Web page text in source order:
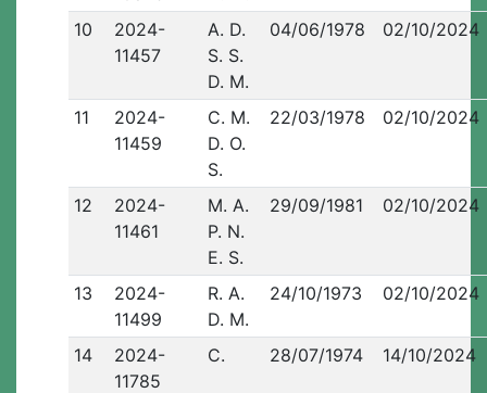
10
2024-
11457
A. D.
S. S.
D. M.
04/06/1978 02/10/2024
11
2024-
11459
C. M.
D. O.
S.
22/03/1978 02/10/2024
12
2024-
11461
M. A.
P. N.
E. S.
29/09/1981 02/10/2024
13
2024-
11499
R. A.
D. M.
24/10/1973 02/10/2024
14
2024-
11785
C. 28/07/1974 14/10/2024